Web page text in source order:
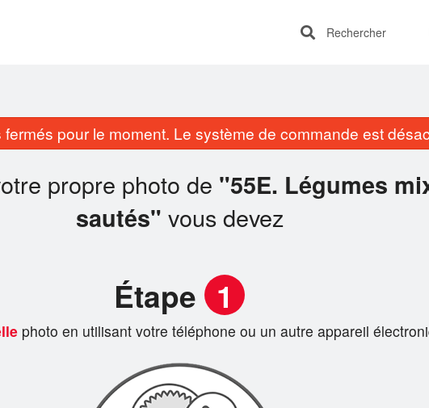
Rechercher
pour le moment. Le système de commande est
propre photo de "55E. Légumes
sautés" vous devez
Étape 1
photo en utilisant votre téléphone ou un autre appareil